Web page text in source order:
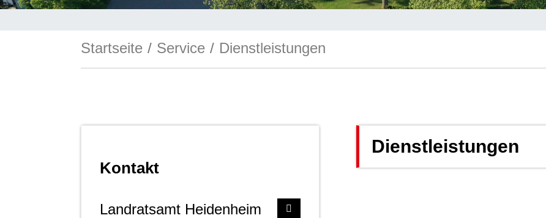
Startseite Service Dienstleistungen
Kontakt
Landratsamt Heidenheim
Dienstleistungen